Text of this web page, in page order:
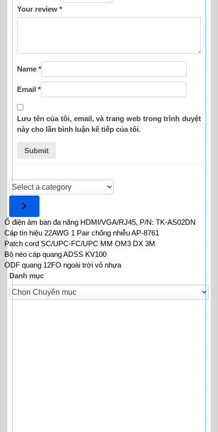
Your review *
Name *
Email *
Lưu tên của tôi, email, và trang web trong trình duyệt
này cho lần bình luận kế tiếp của tôi.
Select
a
category
Ổ điện âm bàn đa năng HDMI/VGA/RJ45, P/N: TK-AS02DN
Cáp tín hiệu 22AWG 1 Pair chống nhiễu AP-8761
Patch cord SC/UPC-FC/UPC MM OM3 DX 3M
Bộ néo cáp quang ADSS KV100
ODF quang 12FO ngoài trời vỏ nhựa
Danh mục